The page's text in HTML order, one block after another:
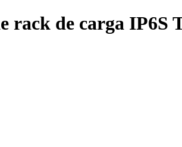
rack de carga IP6S